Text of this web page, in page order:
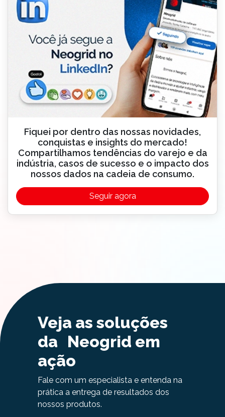
Fiquei por dentro das nossas novidades,
conquistas e insights do mercado!
Compartilhamos tendências do varejo e da
indústria, casos de sucesso e o impacto dos
nossos dados na cadeia de consumo.
Seguir agora
Veja as soluções
da Neogrid em
ação
Fale com um especialista e entenda na
prática a entrega de resultados dos
nossos produtos.